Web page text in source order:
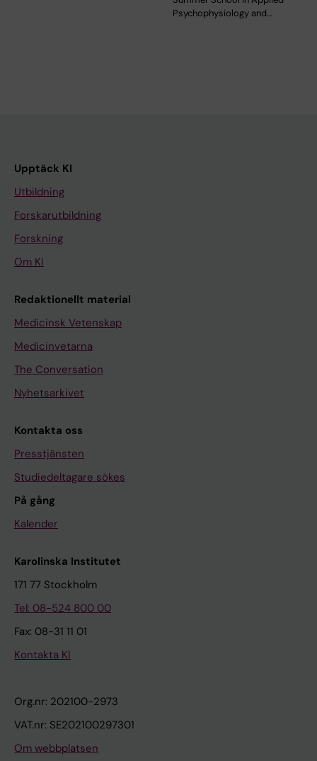
Psychophysiology and…
Upptäck KI
Utbildning
Forskarutbildning
Forskning
Om KI
Redaktionellt material
Medicinsk Vetenskap
Medicinvetarna
The Conversation
Nyhetsarkivet
Kontakta oss
Presstjänsten
Studiedeltagare sökes
På gång
Kalender
Karolinska Institutet
171 77 Stockholm
Tel: 08-524 800 00
Fax: 08-31 11 01
Kontakta KI
Org.nr: 202100-2973
VAT.nr: SE202100297301
Om webbplatsen